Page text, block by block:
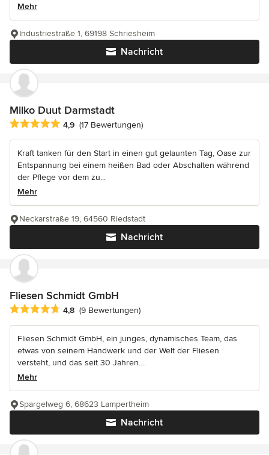
Mehr
Nachricht
Industriestraße 1, 69198 Schriesheim
Milko Duut Darmstadt
Durchschnittliche Bewertung: 4.9 von 5 Sternen
4,9 (17 Bewertungen)
Kraft tanken für den Start in einen gut gelaunten Tag, Oase zur
Entspannung bei einem heißen Bad oder Abschalten während
der Pflege vor dem zu...
Mehr
Nachricht
Neckarstraße 19, 64560 Riedstadt
Fliesen Schmidt GmbH
Durchschnittliche Bewertung: 4.8 von 5 Sternen
4,8 (9 Bewertungen)
Fliesen Schmidt GmbH, ein junges, dynamisches Team, das
etwas von seinem Handwerk und der Welt der Fliesen
versteht, und das seit 30 Jahren....
Mehr
Nachricht
Spargelweg 6, 68623 Lampertheim